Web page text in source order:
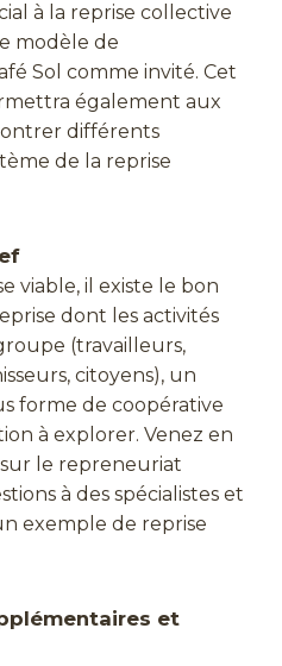
à la reprise collective
modèle de
Sol comme invité. Cet
également aux
différents
de la reprise
viable, il existe le bon
dont les activités
(travailleurs,
citoyens), un
forme de coopérative
à explorer. Venez en
le repreneuriat
à des spécialistes et
exemple de reprise
et